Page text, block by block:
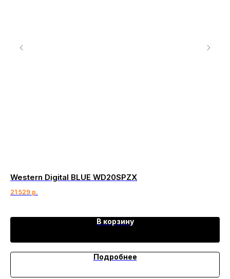
Western Digital BLUE WD20SPZX
21 529 р.
В корзину
Подробнее